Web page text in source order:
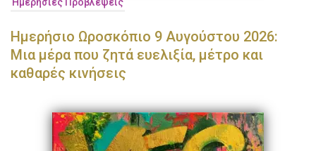
Ημερήσιες Προβλέψεις
Ημερήσιο Ωροσκόπιο 9 Αυγούστου 2026:
Μια μέρα που ζητά ευελιξία, μέτρο και
καθαρές κινήσεις